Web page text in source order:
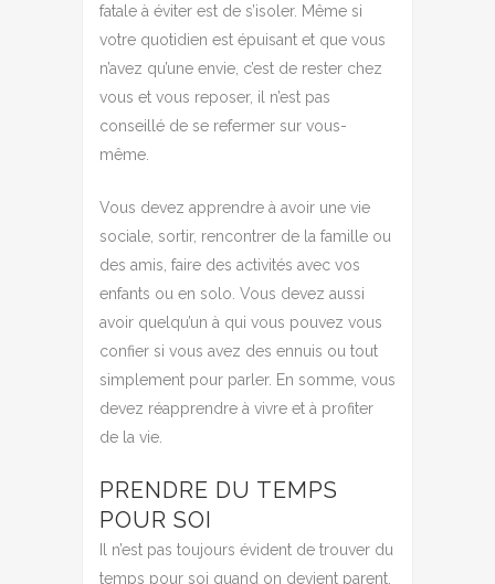
fatale à éviter est de s’isoler. Même si
votre quotidien est épuisant et que vous
n’avez qu’une envie, c’est de rester chez
vous et vous reposer, il n’est pas
conseillé de se refermer sur vous-
même.
Vous devez apprendre à avoir une vie
sociale, sortir, rencontrer de la famille ou
des amis, faire des activités avec vos
enfants ou en solo. Vous devez aussi
avoir quelqu’un à qui vous pouvez vous
confier si vous avez des ennuis ou tout
simplement pour parler. En somme, vous
devez réapprendre à vivre et à profiter
de la vie.
PRENDRE DU TEMPS
POUR SOI
Il n’est pas toujours évident de trouver du
temps pour soi quand on devient parent,